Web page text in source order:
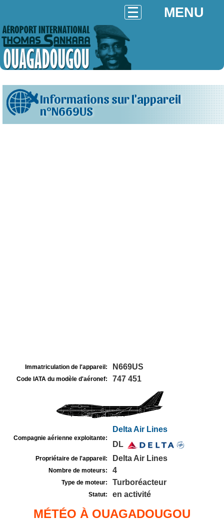
MENU
Informations sur l'appareil
n°N669US
Immatriculation de l'appareil: N669US
Code IATA du modèle d'aéronef: 747 451
Compagnie aérienne exploitante:
Delta Air Lines
DL
Propriétaire de l'appareil: Delta Air Lines
Nombre de moteurs: 4
Type de moteur: Turboréacteur
Statut: en activité
MÉTÉO À OUAGADOUGOU